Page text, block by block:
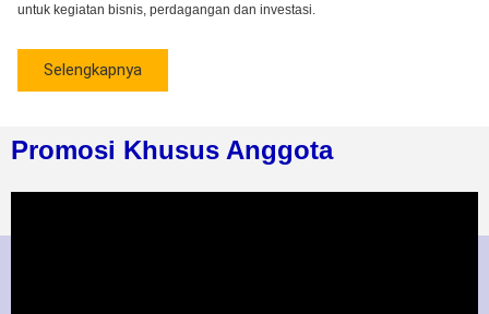
untuk kegiatan bisnis, perdagangan dan investasi.
Selengkapnya
Promosi Khusus Anggota